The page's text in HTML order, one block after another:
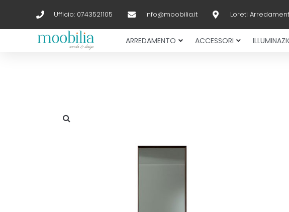
Ufficio: 0743521105 info@moobilia.it Loreti
ARREDAMENTO ACCESSORI